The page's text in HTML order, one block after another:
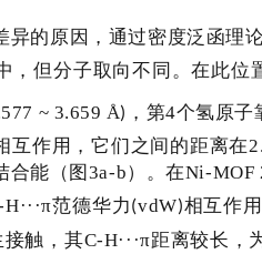
异的原因，通过密度泛函理
，但分子取向不同。在此位
~ 3.659 Å) ，第4个氢原子
互作用，它们之间的距离在
合能（图 3a-b）。在Ni-MOF
H···π范德华力(vdW)相互作
接触，其C-H···π距离较长，